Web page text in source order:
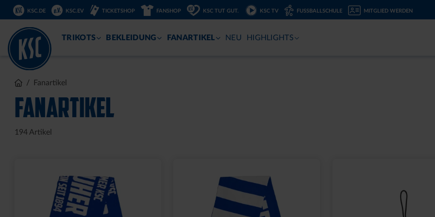
DIREKT
ZUM
KSC.DE KSC.EV TICKETSHOP FANSHOP KSC TUT GUT. KSC TV FUSSBALLSCHULE MITGLIED WERDEN
TRIKOTS BEKLEIDUNG FANARTIKEL NEU HIGHLIGHTS
Fanartikel
FANARTIKEL
194 Artikel